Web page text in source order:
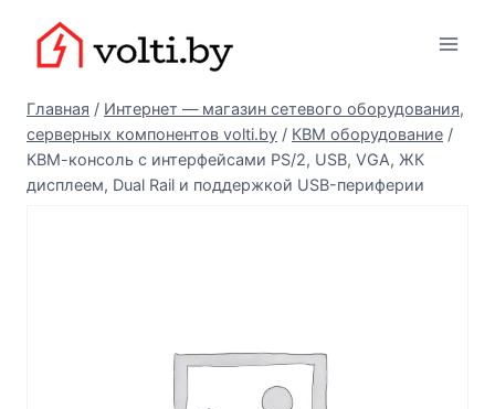
содержимому
Главная / Интернет — магазин сетевого оборудования,
серверных компонентов volti.by / КВМ оборудование /
КВМ-консоль с интерфейсами PS/2, USB, VGA, ЖК
дисплеем, Dual Rail и поддержкой USB-периферии